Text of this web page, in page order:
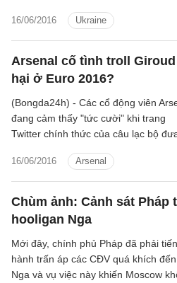
16/06/2016 Ukraine
Arsenal cố tình troll
hại ở Euro 2016?
16/06/2016 Arsenal
(Bongda24h) - Các cổ động viên
đang cảm thấy "tức cười" khi trang
Twitter chính thức của câu lạc bộ
đang troll chân sút Giroud.
Chùm ảnh: Cảnh sát Pháp
hooligan Nga
Mới đây, chính phủ Pháp đã phải tiến
hành trấn áp các CĐV quá khích
Nga và vụ việc này khiến Moscow